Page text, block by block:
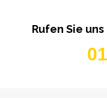
Rufen Sie